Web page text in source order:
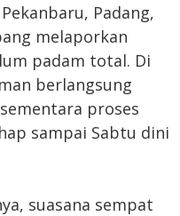
Padang,
melaporkan
padam total. Di
berlangsung
proses
sampai Sabtu dini
suasana sempat